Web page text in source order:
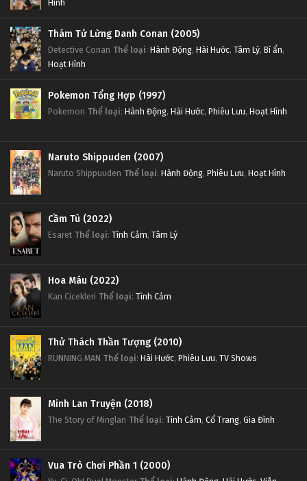
Hình
Thám Tử Lừng Danh Conan (2005)
Detective Conan Thể loại: Hành Động, Hài Hước, Tâm Lý, Bí ẩn,
Hoạt Hình
Pokemon Tổng Hợp (1997)
Pokemon Thể loại: Hành Động, Hài Hước, Phiêu Lưu, Hoạt Hình
Naruto Shippuden (2007)
Naruto Shippuuden Thể loại: Hành Động, Phiêu Lưu, Hoạt Hình
Cầm Tù (2022)
Esaret Thể loại: Tình Cảm, Tâm Lý
Hoa Máu (2022)
Kan Cicekleri Thể loại: Tình Cảm
Thử Thách Thần Tượng (2010)
RUNNING MAN Thể loại: Hài Hước, Phiêu Lưu, TV Shows
Minh Lan Truyện (2018)
The Story of Minglan Thể loại: Tình Cảm, Cổ Trang, Gia Đình
Vua Trò Chơi Phần 1 (2000)